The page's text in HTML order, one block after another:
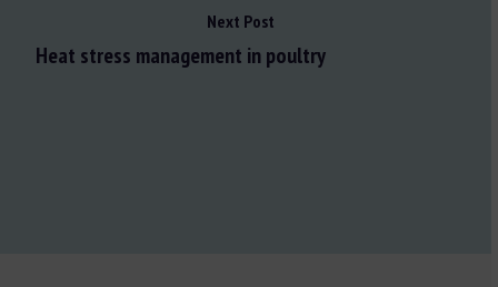
Next Post
Heat stress management in poultry